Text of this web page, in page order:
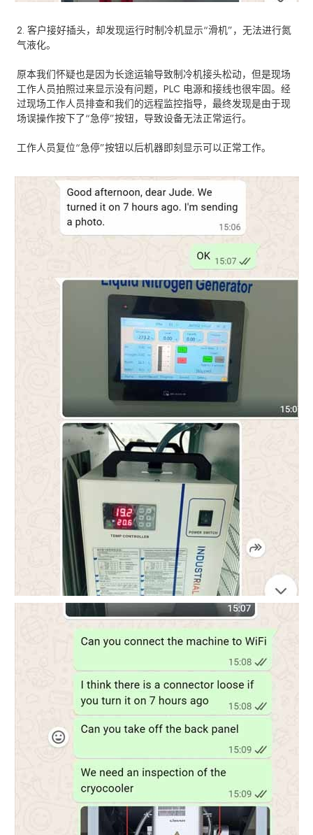
2. 客户接好插头，却发现运行时制冷机显示“滑机”，无法进行氮
气液化。
原本我们怀疑也是因为长途运输导致制冷机接头松动，但是现场
工作人员拍照过来显示没有问题，PLC 电源和接线也很牢固。经
过现场工作人员排查和我们的远程监控指导，最终发现是由于现
场误操作按下了“急停”按钮，导致设备无法正常运行。
工作人员复位“急停”按钮以后机器即刻显示可以正常工作。